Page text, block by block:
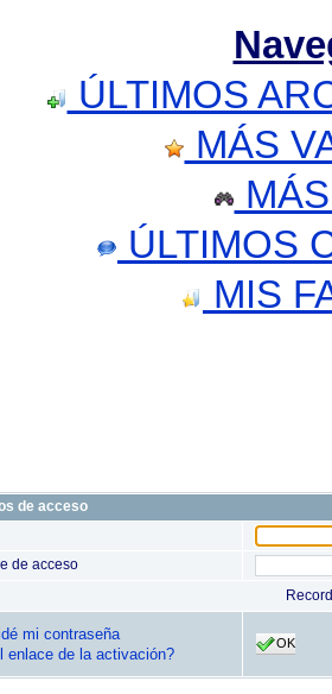
ÚLTIMOS
MÁS
ÚLTIMOS
MIS
de acceso
de acceso
mi contraseña
enlace de la activación?
OK